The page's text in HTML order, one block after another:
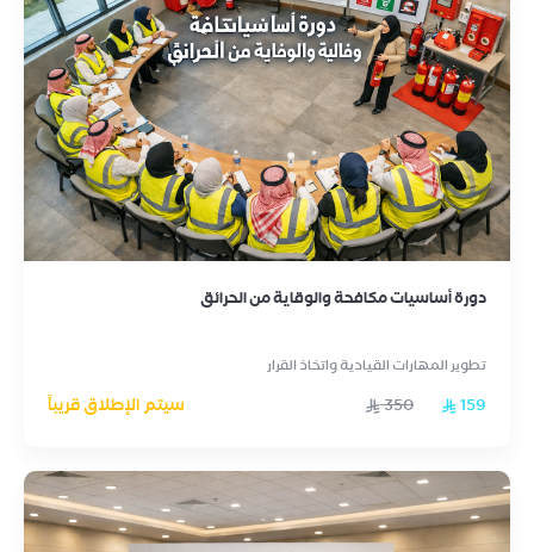
دورة أساسيات مكافحة والوقاية من الحرائق
تطوير المهارات القيادية واتخاذ القرار
159
350 سيتم الإطلاق قريباً